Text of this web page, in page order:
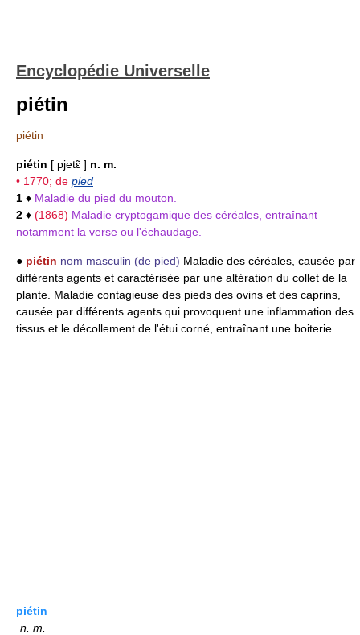
Encyclopédie Universelle
piétin
piétin
piétin [ pjetɛ̃ ] n. m.
• 1770; de pied
1 ♦ Maladie du pied du mouton.
2 ♦ (1868) Maladie cryptogamique des céréales, entraînant
notamment la verse ou l'échaudage.
● piétin nom masculin (de pied) Maladie des céréales, causée par
différents agents et caractérisée par une altération du collet de la
plante. Maladie contagieuse des pieds des ovins et des caprins,
causée par différents agents qui provoquent une inflammation des
tissus et le décollement de l'étui corné, entraînant une boiterie.
piétin
n. m.